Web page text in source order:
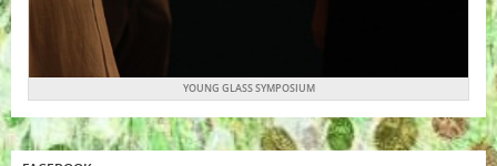
YOUNG GLASS SYMPOSIUM